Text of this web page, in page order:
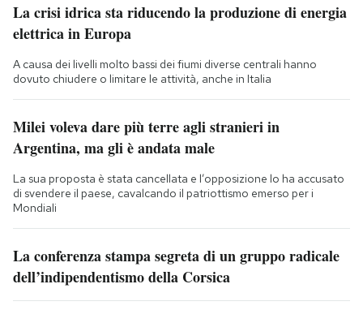
La crisi idrica sta riducendo la produzione di energia
elettrica in Europa
A causa dei livelli molto bassi dei fiumi diverse centrali hanno
dovuto chiudere o limitare le attività, anche in Italia
Milei voleva dare più terre agli stranieri in
Argentina, ma gli è andata male
La sua proposta è stata cancellata e l’opposizione lo ha accusato
di svendere il paese, cavalcando il patriottismo emerso per i
Mondiali
La conferenza stampa segreta di un gruppo radicale
dell’indipendentismo della Corsica